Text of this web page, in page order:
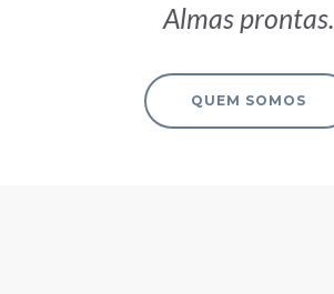
Almas prontas.
QUEM SOMOS